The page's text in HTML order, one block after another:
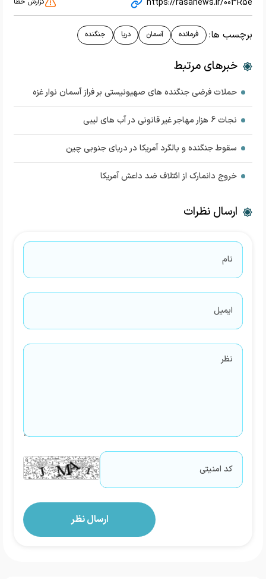
برچسب ها: فرمانده آسمان دریا جنگنده
خبرهای مرتبط
حملات فرضی جنگنده های صهیونیستی بر فراز آسمان نوار غزه
نجات 6 هزار مهاجر غیر قانونی در آب های لیبی
سقوط جنگنده و بالگرد آمریکا در دریای جنوبی چین
خروج دانمارک از ائتلاف ضد داعش آمریکا
ارسال نظرات